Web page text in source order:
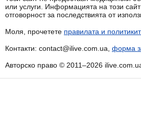
или услуги. Информацията на този
отговорност за последствията от
Моля, прочетете правилата и
Контакти: contact@ilive.com.ua, форма
Авторско право © 2011–2026